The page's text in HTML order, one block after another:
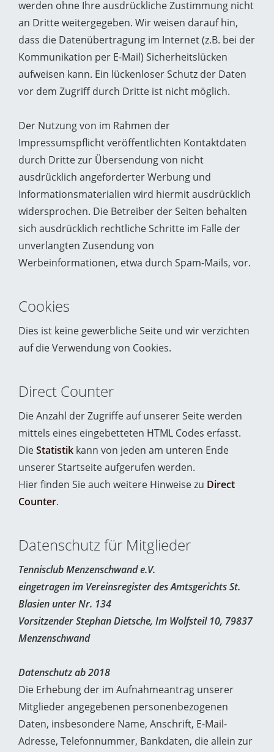
werden ohne Ihre ausdrückliche Zustimmung nicht
an Dritte weitergegeben. Wir weisen darauf hin,
dass die Datenübertragung im Internet (z.B. bei der
Kommunikation per E-Mail) Sicherheitslücken
aufweisen kann. Ein lückenloser Schutz der Daten
vor dem Zugriff durch Dritte ist nicht möglich.
Der Nutzung von im Rahmen der
Impressumspflicht veröffentlichten Kontaktdaten
durch Dritte zur Übersendung von nicht
ausdrücklich angeforderter Werbung und
Informationsmaterialien wird hiermit ausdrücklich
widersprochen. Die Betreiber der Seiten behalten
sich ausdrücklich rechtliche Schritte im Falle der
unverlangten Zusendung von
Werbeinformationen, etwa durch Spam-Mails, vor.
Cookies
Dies ist keine gewerbliche Seite und wir verzichten
auf die Verwendung von Cookies.
Direct Counter
Die Anzahl der Zugriffe auf unserer Seite werden
mittels eines eingebetteten HTML Codes erfasst.
DieStatistik kann von jeden am unteren Ende
unserer Startseite aufgerufen werden.
Hier finden Sie auch weitere Hinweise zu Direct
Counter.
Datenschutz für Mitglieder
Tennisclub Menzenschwand e.V.
eingetragen im Vereinsregister des Amtsgerichts St.
Blasien unter Nr. 134
Vorsitzender Stephan Dietsche, Im Wolfsteil 10, 79837
Menzenschwand
Datenschutz ab 2018
Die Erhebung der im Aufnahmeantrag unserer
Mitglieder angegebenen personenbezogenen
Daten, insbesondere Name, Anschrift, E-Mail-
Adresse, Telefonnummer, Bankdaten, die allein zur